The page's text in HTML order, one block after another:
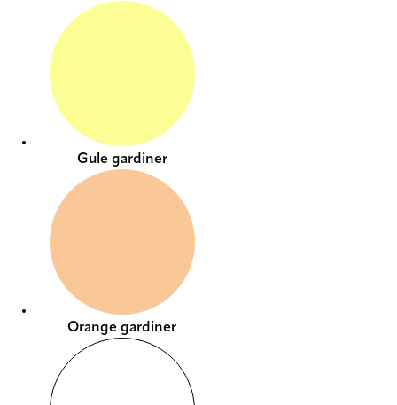
Gule gardiner
Orange gardiner